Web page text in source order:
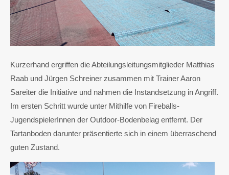
Kurzerhand ergriffen die Abteilungsleitungsmitglieder Matthias
Raab und Jürgen Schreiner zusammen mit Trainer Aaron
Sareiter die Initiative und nahmen die Instandsetzung in Angriff.
Im ersten Schritt wurde unter Mithilfe von Fireballs-
JugendspielerInnen der Outdoor-Bodenbelag entfernt. Der
Tartanboden darunter präsentierte sich in einem überraschend
guten Zustand.